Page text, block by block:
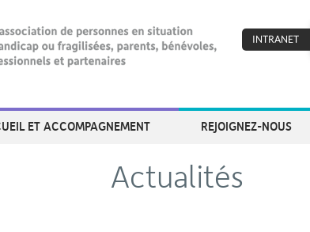
INTRANET
ET ACCOMPAGNEMENT REJOIGNEZ-NOUS
Actualités